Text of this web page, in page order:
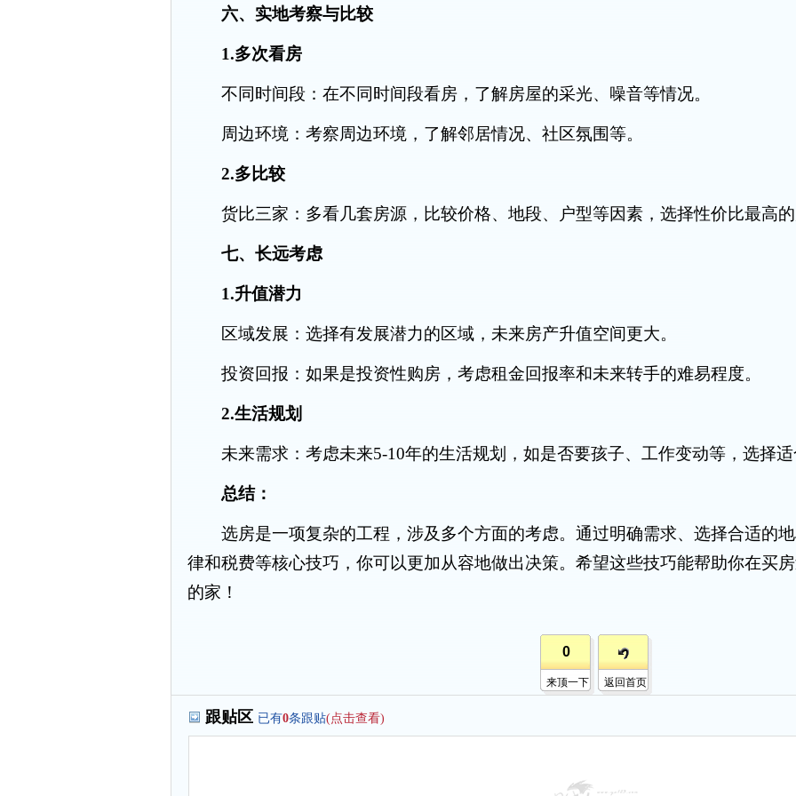
六、实地考察与比较
1.多次看房
不同时间段：在不同时间段看房，了解房屋的采光、噪音等情况。
周边环境：考察周边环境，了解邻居情况、社区氛围等。
2.多比较
货比三家：多看几套房源，比较价格、地段、户型等因素，选择性价比最高
七、长远考虑
1.升值潜力
区域发展：选择有发展潜力的区域，未来房产升值空间更大。
投资回报：如果是投资性购房，考虑租金回报率和未来转手的难易程度。
2.生活规划
未来需求：考虑未来5-10年的生活规划，如是否要孩子、工作变动等，选择适
总结：
选房是一项复杂的工程，涉及多个方面的考虑。通过明确需求、选择合适的
律和税费等核心技巧，你可以更加从容地做出决策。希望这些技巧能帮助你在买
的家！
0
来顶一下 返回首页
跟贴区 已有0条跟贴(点击查看)